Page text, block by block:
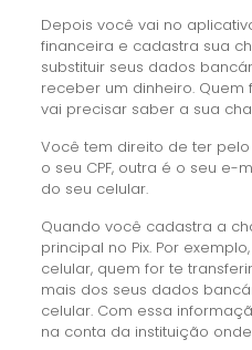
Depois você vai no
financeira e cadastra sua
substituir seus dados
receber um dinheiro.
vai precisar saber a sua
Você tem direito de ter
o seu CPF, outra é o seu
do seu celular.
Quando você cadastra a
principal no Pix. Por
celular, quem for te
mais dos seus dados
celular. Com essa
na conta da instituição